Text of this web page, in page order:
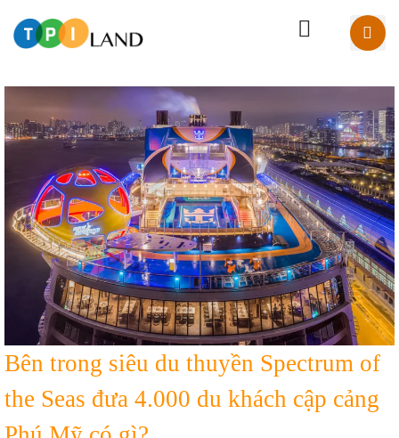
Bên trong siêu du thuyền Spectrum of
the Seas đưa 4.000 du khách cập cảng